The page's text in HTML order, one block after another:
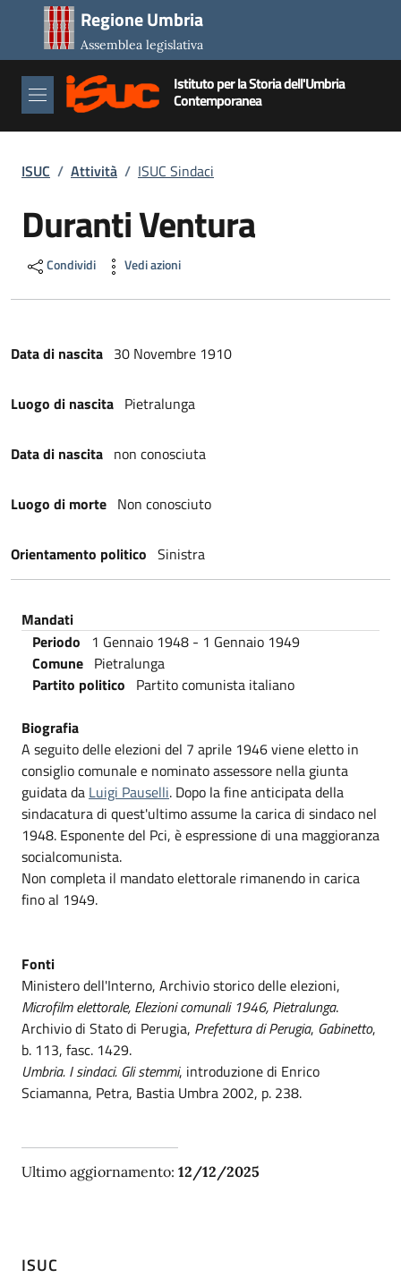
Salta al contenuto principale
Salta al piè di paginaRegione Umbria
Assemblea legislativa
Istituto per la Storia dell'Umbria
Contemporanea
Briciole di pane
ISUC / Attività / ISUC Sindaci
Duranti Ventura
Condividi Vedi azioni
Data di nascita 30 Novembre 1910
Luogo di nascita Pietralunga
Data di nascita non conosciuta
Luogo di morte Non conosciuto
Orientamento politico Sinistra
Mandati
Periodo
1 Gennaio 1948 - 1 Gennaio 1949
Comune Pietralunga
Partito politico Partito comunista italiano
Biografia
A seguito delle elezioni del 7 aprile 1946 viene eletto in
consiglio comunale e nominato assessore nella giunta
guidata da Luigi Pauselli. Dopo la fine anticipata della
sindacatura di quest'ultimo assume la carica di sindaco nel
1948. Esponente del Pci, è espressione di una maggioranza
socialcomunista.
Non completa il mandato elettorale rimanendo in carica
fino al 1949.
Fonti
Ministero dell'Interno, Archivio storico delle elezioni,
Microfilm elettorale, Elezioni comunali 1946, Pietralunga.
Archivio di Stato di Perugia, Prefettura di Perugia, Gabinetto,
b. 113, fasc. 1429.
Umbria. I sindaci. Gli stemmi, introduzione di Enrico
Sciamanna, Petra, Bastia Umbra 2002, p. 238.
Ultimo aggiornamento: 12/12/2025
ISUC